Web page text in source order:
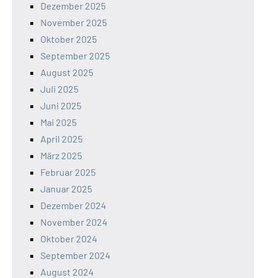
Dezember 2025
November 2025
Oktober 2025
September 2025
August 2025
Juli 2025
Juni 2025
Mai 2025
April 2025
März 2025
Februar 2025
Januar 2025
Dezember 2024
November 2024
Oktober 2024
September 2024
August 2024